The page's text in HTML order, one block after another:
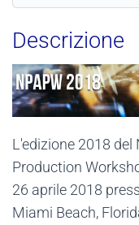
Descrizione
L'edizione 2018
Production
26 aprile 2018
Miami Beach,